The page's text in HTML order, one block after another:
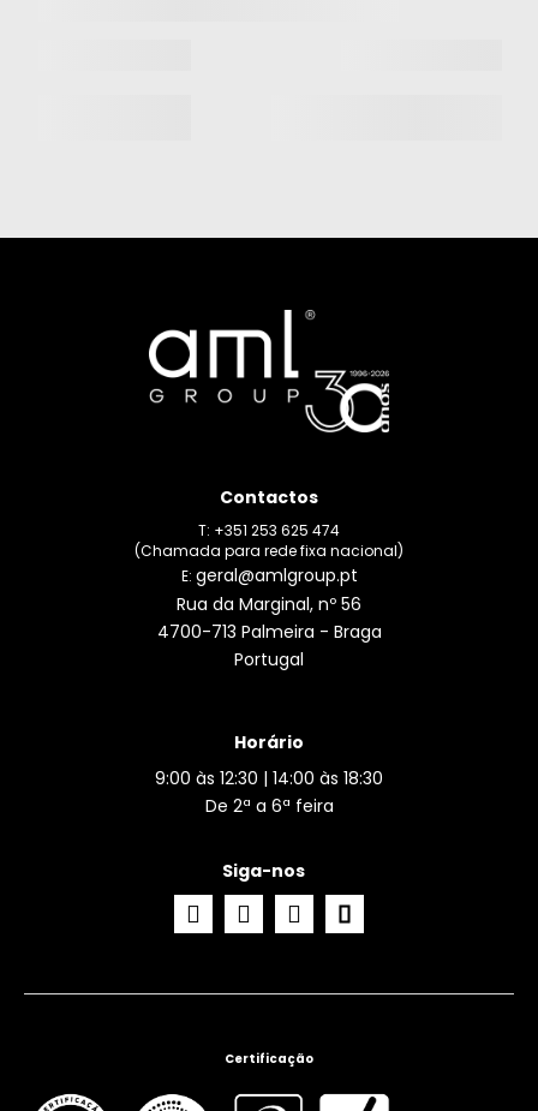
Contactos
T: +351 253 625 474
(Chamada para rede fixa nacional)
E: geral@amlgroup.pt
Rua da Marginal, nº 56
4700-713 Palmeira - Braga
Portugal
Horário
9:00 às 12:30 | 14:00 às 18:30
De 2ª a 6ª feira
Siga-nos
Certificação